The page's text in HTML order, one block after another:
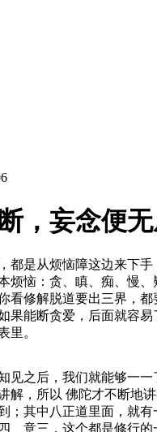
，妄念便
都是从烦恼障这边来下
烦恼：贪、瞋、痴、慢
看修解脱道要出三界，
果能断贪爱，后面就容
里。
之后，我们就能够一一
解，所以 佛陀才不断地
；其中八正道里面，就
、意三，这个都是修行